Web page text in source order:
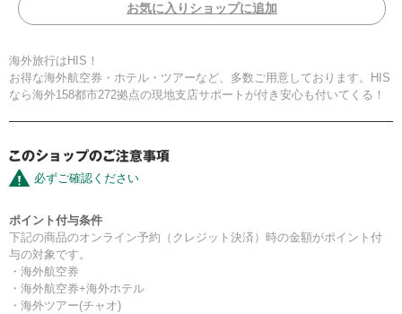
お気に入りショップに追加
海外旅行はHIS！
お得な海外航空券・ホテル・ツアーなど、多数ご用意しております。HIS
なら海外158都市272拠点の現地支店サポートが付き安心も付いてくる！
必ずご確認ください
ポイント付与条件
下記の商品のオンライン予約（クレジット決済）時の金額がポイント付
与の対象です。
・海外航空券
・海外航空券+海外ホテル
・海外ツアー(チャオ)